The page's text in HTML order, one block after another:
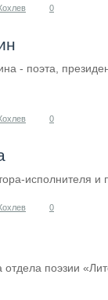
0
- поэта,
0
исполнителя и
0
поэзии